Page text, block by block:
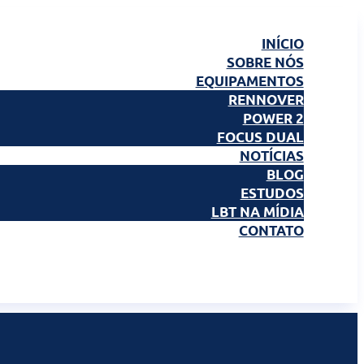
INÍCIO
SOBRE NÓS
EQUIPAMENTOS
RENNOVER
POWER 2
FOCUS DUAL
NOTÍCIAS
BLOG
ESTUDOS
LBT NA MÍDIA
CONTATO